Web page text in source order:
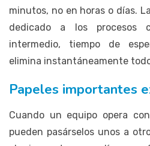
minutos, no en horas o días.
dedicado a los procesos
intermedio, tiempo de
elimina instantáneamente
Papeles importantes
Cuando un equipo opera
pueden pasárselos unos a